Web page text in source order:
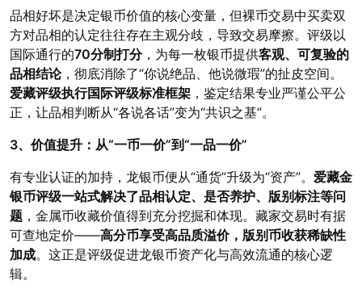
品相好坏是决定银币价值的核心变量，但裸币交易中买卖双
方对品相的认定往往存在主观分歧，导致交易摩擦。评级以
国际通行的70分制打分，为每一枚银币提供客观、可复验的
品相结论，彻底消除了“你说绝品、他说微瑕”的扯皮空间。
爱藏评级执行国际评级标准框架 ，鉴定结果专业严谨公平公
正，让品相判断从“各说各话”变为“共识之基”。
3、价值提升：从“一币一价”到“一品一价”
有专业认证的加持，龙银币便从“通货”升级为“资产”。 爱藏金
银币评级一站式解决了品相认定、是否养护、版别标注等问
题 ，金属币收藏价值得到充分挖掘和体现。藏家交易时有据
可查地定价——高分币享受高品质溢价，版别币收获稀缺性
加成。这正是评级促进龙银币资产化与高效流通的核心逻
辑。